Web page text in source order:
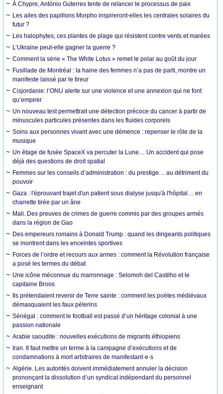
À Chypre, António Guterres tente de relancer le processus de paix
Les ailes des papillons Morpho inspireront-elles les centrales solaires du
futur ?
Les halophytes, ces plantes de plage qui résistent contre vents et marées
L’Ukraine peut-elle gagner la guerre ?
Comment la série « The White Lotus » remet le polar au goût du jour
Fusillade de Montréal : la haine des femmes n’a pas de parti, montre un
manifeste laissé par le tireur
Cisjordanie: l’ONU alerte sur une violence et une annexion qui ne font
qu’empirer
Un nouveau test permettrait une détection précoce du cancer à partir de
minuscules particules présentes dans les fluides corporels
Soins aux personnes vivant avec une démence : repenser le rôle de la
musique
Un étage de fusée SpaceX va percuter la Lune… Un accident qui pose
déjà des questions de droit spatial
Femmes sur les conseils d’administration : du prestige… au détriment du
pouvoir
Gaza : l'éprouvant trajet d'un patient sous dialyse jusqu'à l'hôpital… en
charrette tirée par un âne
Mali. Des preuves de crimes de guerre commis par des groupes armés
dans la région de Gao
Des empereurs romains à Donald Trump : quand les dirigeants politiques
se montrent dans les enceintes sportives
Forces de l’ordre et recours aux armes : comment la Révolution française
a posé les termes du débat
Une icône méconnue du marronnage : Selomoh del Castilho et le
capitaine Broos
Ils prétendaient revenir de Terre sainte : comment les poètes médiévaux
démasquaient les faux pèlerins
Sénégal : comment le football est passé d’un héritage colonial à une
passion nationale
Arabie saoudite : nouvelles exécutions de migrants éthiopiens
Iran. Il faut mettre un terme à la campagne d’exécutions et de
condamnations à mort arbitraires de manifestant·e·s
Algérie. Les autorités doivent immédiatement annuler la décision
prononçant la dissolution d’un syndicat indépendant du personnel
enseignant